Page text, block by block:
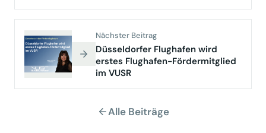
Nächster Beitrag
Düsseldorfer Flughafen wird
erstes Flughafen-Fördermitglied
im VUSR
Alle Beiträge